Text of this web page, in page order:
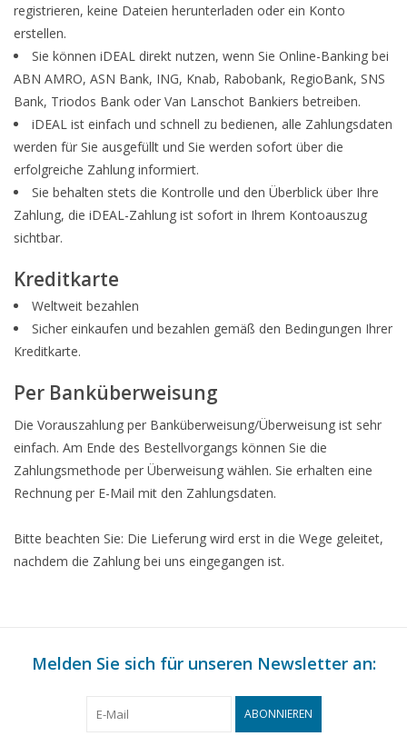
Neue Zeichnungen
NEUE ZEITSCHRIFTEN
ABONNEMENT DER
MODELLBAUER
Baubeschreibungen
registrieren, keine Dateien herunterladen oder ein Konto
erstellen.
Sie können iDEAL direkt nutzen, wenn Sie Online-Banking bei
ABN AMRO, ASN Bank, ING, Knab, Rabobank, RegioBank, SNS
Bank, Triodos Bank oder Van Lanschot Bankiers betreiben.
iDEAL ist einfach und schnell zu bedienen, alle Zahlungsdaten
werden für Sie ausgefüllt und Sie werden sofort über die
erfolgreiche Zahlung informiert.
Sie behalten stets die Kontrolle und den Überblick über Ihre
Zahlung, die iDEAL-Zahlung ist sofort in Ihrem Kontoauszug
sichtbar.
Kreditkarte
Weltweit bezahlen
Sicher einkaufen und bezahlen gemäß den Bedingungen Ihrer
Kreditkarte.
Per Banküberweisung
Die Vorauszahlung per Banküberweisung/Überweisung ist sehr
einfach. Am Ende des Bestellvorgangs können Sie die
Zahlungsmethode per Überweisung wählen. Sie erhalten eine
Rechnung per E-Mail mit den Zahlungsdaten.
Bitte beachten Sie: Die Lieferung wird erst in die Wege geleitet,
nachdem die Zahlung bei uns eingegangen ist.
Melden Sie sich für unseren Newsletter an:
ABONNIEREN